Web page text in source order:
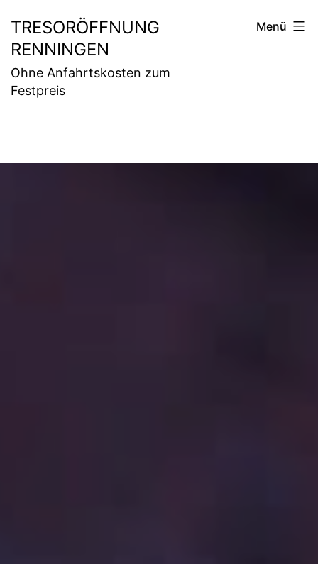
Inhalt
springen
TRESORÖFFNUNG
RENNINGEN
Ohne Anfahrtskosten zum
Festpreis
Menü